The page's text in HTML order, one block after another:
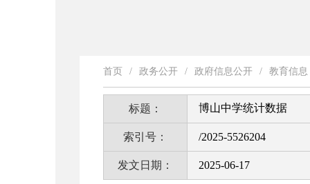
首页 / 政务公开 / 政府信息公开 / 教育信息
标题： 博山中学统计数据
索引号： /2025-5526204
发文日期： 2025-06-17